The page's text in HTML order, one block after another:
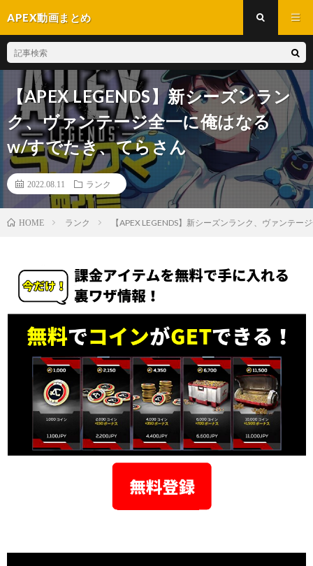
APEX動画まとめ
【APEX LEGENDS】新シーズンラン
ク、ヴァンテージ全一に俺はなる
w/すでたき、てらさん
2022.08.11 ランク
HOME ランク 【APEX LEGENDS】新シーズンランク、ヴァンテ